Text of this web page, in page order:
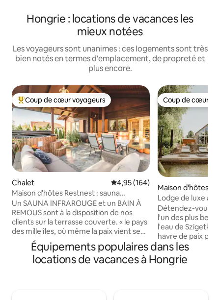
Hongrie : locations de vacances les
mieux notées
Les voyageurs sont unanimes : ces logements sont très
bien notés en termes d'emplacement, de propreté et
plus encore.
Coups de cœur voyageurs les plus appréciés
Coup de cœur voyageurs
Chalet Évaluation moyenne sur la
4,95 (164)
Maison d'hôtes Restnest : sauna
infrarouge + bain de cuve
Un SAUNA INFRAROUGE et un BAIN À
REMOUS sont à la disposition de nos
clients sur la terrasse couverte. « le pays
des mille îles, où même la paix vient se
reposer » Nous sommes un choix idéal
pour les personnes qui recherchent des
loisirs passifs et actifs. La maison
Coup de cœur
Coup de cœur
Maison d'hôtes
Lodge de luxe au
de Szigetköz -
Détendez-vous
l'un des plus
l'eau de
havre de paix
avec des
textures
lumineux qui
Équipements populaires dans les
locations de vacances à Hongrie